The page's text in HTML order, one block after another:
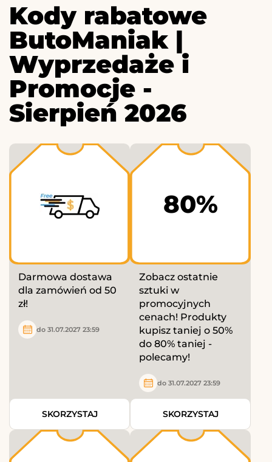
Kody rabatowe
ButoManiak |
Wyprzedaże i
Promocje -
Sierpień 2026
Darmowa dostawa
dla zamówień od 50
zł!
do 31.07.2027 23:59
SKORZYSTAJ
80%
Zobacz ostatnie
sztuki w
promocyjnych
cenach! Produkty
kupisz taniej o 50%
do 80% taniej -
polecamy!
do 31.07.2027 23:59
SKORZYSTAJ